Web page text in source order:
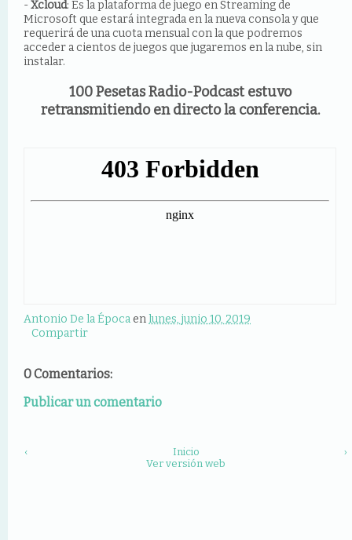
-Xcloud: Es la plataforma de juego en Streaming de
Microsoft que estará integrada en la nueva consola y que
requerirá de una cuota mensual con la que podremos
acceder a cientos de juegos que jugaremos en la nube, sin
instalar.
100 Pesetas Radio-Podcast estuvo
retransmitiendo en directo la conferencia.
Antonio De la Épocaenlunes, junio 10, 2019
Compartir
0 Comentarios:
Publicar un comentario
‹ ›
Inicio
Ver versión web